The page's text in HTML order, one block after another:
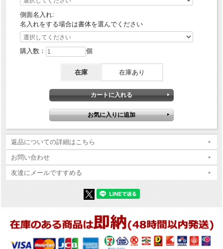
側面名入れ:
名入れをする場合は書体を選んでください
購入数： 個
在庫 在庫あり
返品についての詳細はこちら
お問い合わせ
友達にメールですすめる